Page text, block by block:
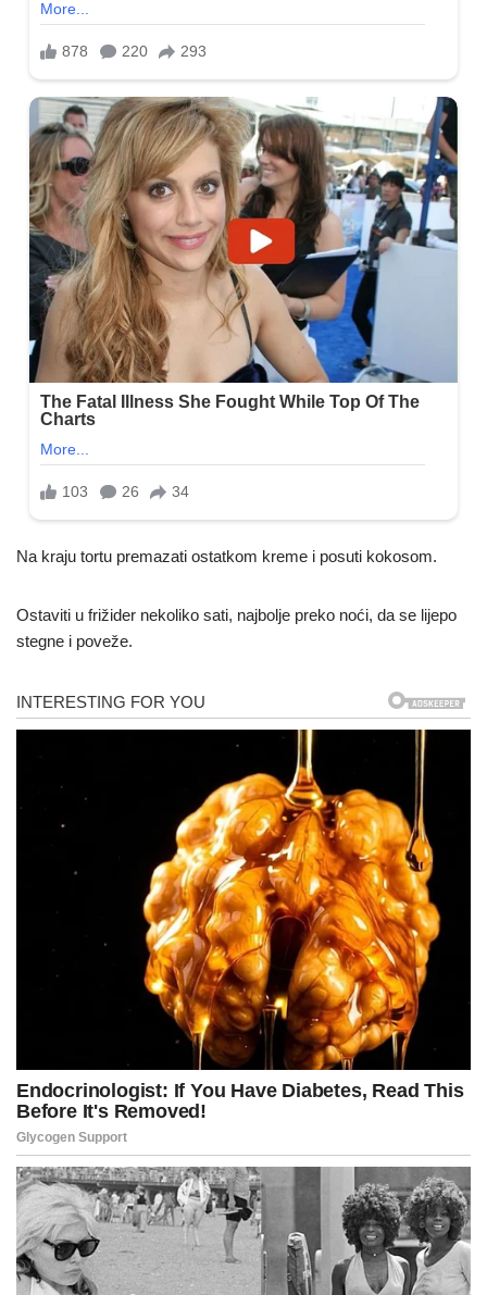
Na kraju tortu premazati ostatkom kreme i posuti kokosom.
Ostaviti u frižider nekoliko sati, najbolje preko noći, da se lijepo
stegne i poveže.